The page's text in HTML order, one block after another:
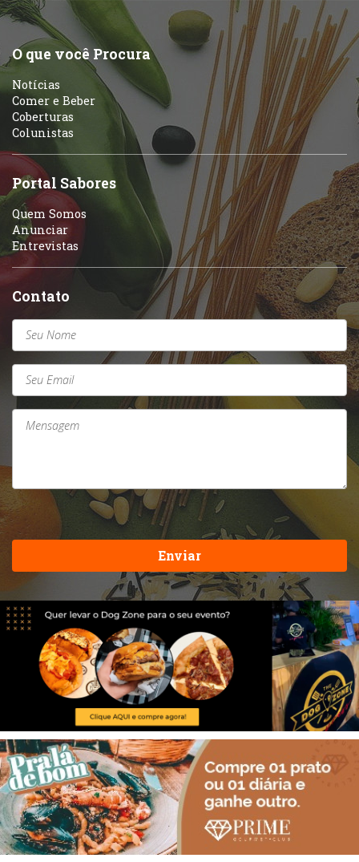
O que você Procura
Notícias
Comer e Beber
Coberturas
Colunistas
Portal Sabores
Quem Somos
Anunciar
Entrevistas
Contato
Enviar